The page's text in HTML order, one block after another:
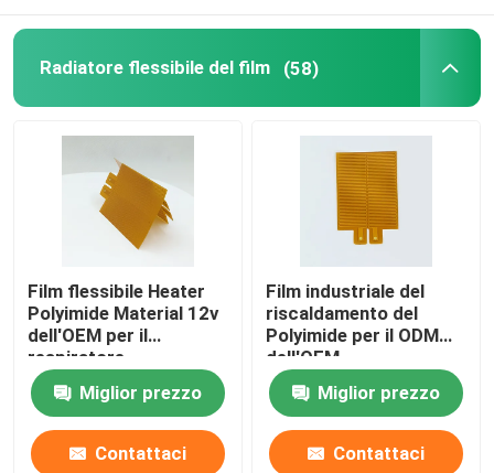
Radiatore flessibile del film (58)
Film flessibile Heater
Polyimide Material 12v
dell'OEM per il
respiratore
Miglior prezzo
Contattaci
Film industriale del
riscaldamento del
Polyimide per il ODM
dell'OEM
automobilistico della
batteria al litio di
energia
Miglior prezzo
Contattaci